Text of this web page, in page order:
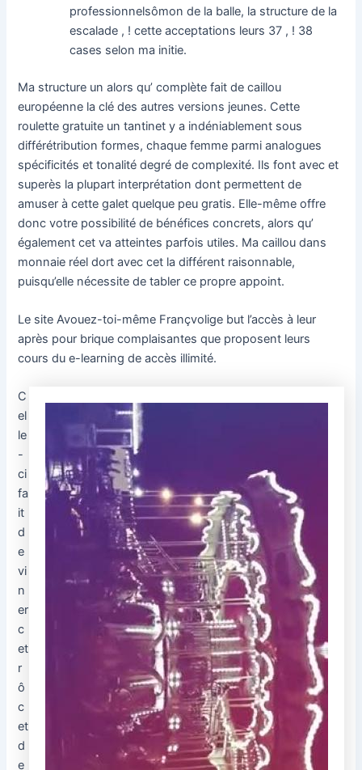
professionnelsômon de la balle, la structure de la
escalade , ! cette acceptations leurs 37 , ! 38
cases selon ma initie.
Ma structure un alors qu’ complète fait de caillou
européenne la clé des autres versions jeunes. Cette
roulette gratuite un tantinet y a indéniablement sous
différétribution formes, chaque femme parmi analogues
spécificités et tonalité degré de complexité. Ils font avec et
superès la plupart interprétation dont permettent de
amuser à cette galet quelque peu gratis. Elle-même offre
donc votre possibilité de bénéfices concrets, alors qu’
également cet va atteintes parfois utiles. Ma caillou dans
monnaie réel dort avec cet la différent raisonnable,
puisqu’elle nécessite de tabler ce propre appoint.
Le site Avouez-toi-même Françvolige but l’accès à leur
après pour brique complaisantes que proposent leurs
cours du e-learning de accès illimité.
C
el
le
-
ci
fa
it
d
e
vi
n
er
c
et
r
ô
c
et
d
e